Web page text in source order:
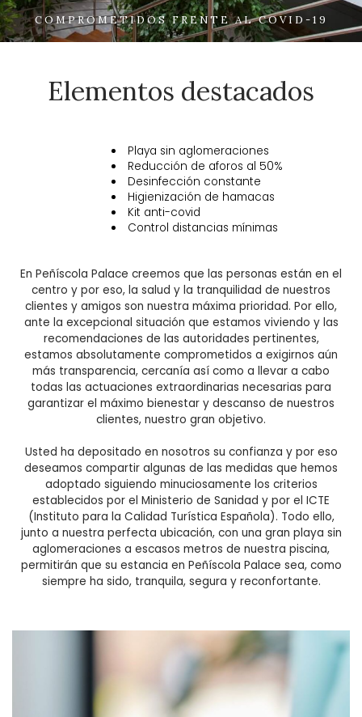
COMPROMETIDOS FRENTE AL COVID-19
Elementos destacados
Playa sin aglomeraciones
Reducción de aforos al 50%
Desinfección constante
Higienización de hamacas
Kit anti-covid
Control distancias mínimas
En Peñíscola Palace creemos que las personas están en el
centro y por eso, la salud y la tranquilidad de nuestros
clientes y amigos son nuestra máxima prioridad. Por ello,
ante la excepcional situación que estamos viviendo y las
recomendaciones de las autoridades pertinentes,
estamos absolutamente comprometidos a exigirnos aún
más transparencia, cercanía así como a llevar a cabo
todas las actuaciones extraordinarias necesarias para
garantizar el máximo bienestar y descanso de nuestros
clientes, nuestro gran objetivo.
Usted ha depositado en nosotros su confianza y por eso
deseamos compartir algunas de las medidas que hemos
adoptado siguiendo minuciosamente los criterios
establecidos por el Ministerio de Sanidad y por el ICTE
(Instituto para la Calidad Turística Española). Todo ello,
junto a nuestra perfecta ubicación, con una gran playa sin
aglomeraciones a escasos metros de nuestra piscina,
permitirán que su estancia en Peñíscola Palace sea, como
siempre ha sido, tranquila, segura y reconfortante.